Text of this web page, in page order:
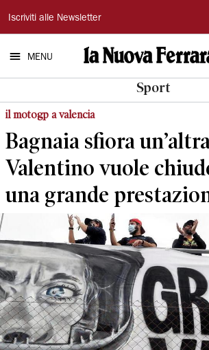
La
Nuova
Ferrara
Iscriviti alle Newsletter
MENU
Sport
il motogp a valencia
Bagnaia sfiora
Valentino vuole
una grande